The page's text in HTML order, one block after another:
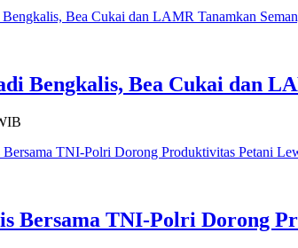
Bengkalis, Bea Cukai dan
Bersama TNI-Polri Dorong